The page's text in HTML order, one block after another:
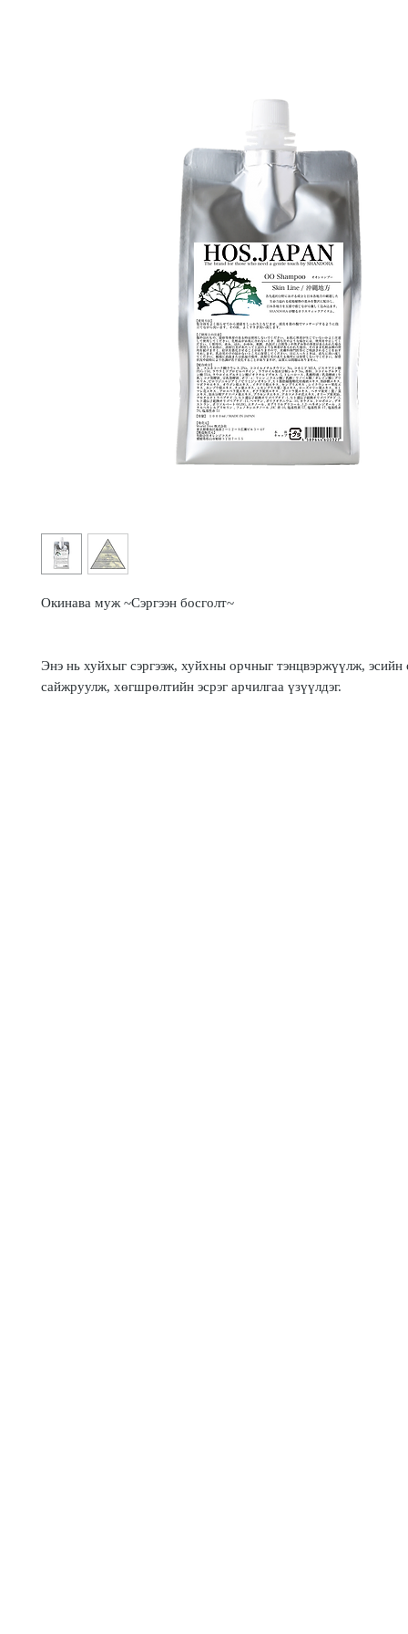
Окинава муж ~Сэргээн босголт~
Энэ нь хуйхыг сэргээж, хуйхны орчныг тэнцвэржүүлж, эсийн
сайжруулж, хөгшрөлтийн эсрэг арчилгаа үзүүлдэг.